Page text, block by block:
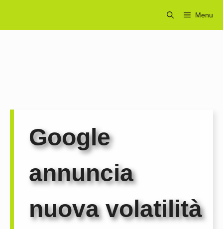
contenuto
Menu
Google
annuncia
nuova volatilità